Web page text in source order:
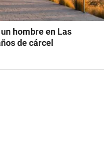
hombre en Las
de cárcel